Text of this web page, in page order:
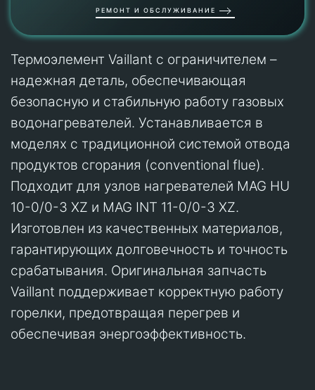
РЕМОНТ И ОБСЛУЖИВАНИЕ
Термоэлемент Vaillant с ограничителем –
надежная деталь, обеспечивающая
безопасную и стабильную работу газовых
водонагревателей. Устанавливается в
моделях с традиционной системой отвода
продуктов сгорания (conventional flue).
Подходит для узлов нагревателей MAG HU
10-0/0-3 XZ и MAG INT 11-0/0-3 XZ.
Изготовлен из качественных материалов,
гарантирующих долговечность и точность
срабатывания. Оригинальная запчасть
Vaillant поддерживает корректную работу
горелки, предотвращая перегрев и
обеспечивая энергоэффективность.